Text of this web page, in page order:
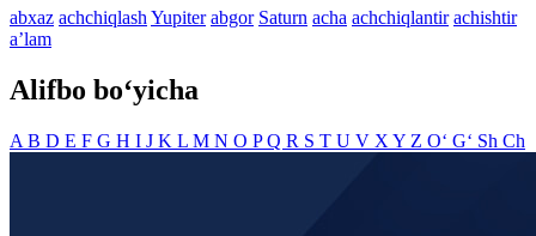
abxaz achchiqlash Yupiter abgor Saturn acha achchiqlantir achishtir
aʼlam
Alifbo bo‘yicha
A B D E F G H I J K L M N O PQ R S T U V X Y Z O‘ G‘ Sh Ch